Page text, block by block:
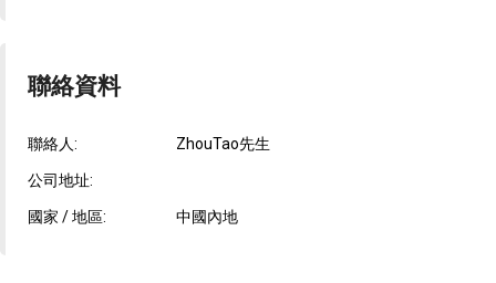
聯絡資料
聯絡人: ZhouTao先生
公司地址:
國家 / 地區: 中國內地